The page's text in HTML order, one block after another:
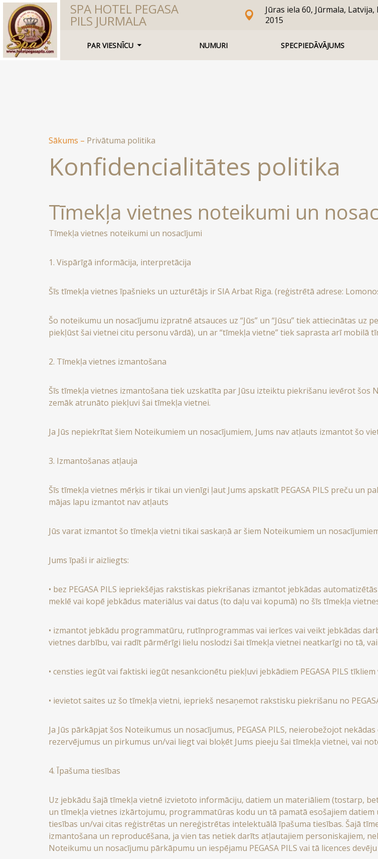
SPA HOTEL PEGASA
PILS JURMALA
Jūras iela 60, Jūrmala, Latvija,
2015
PAR VIESNĪCU NUMURI SPECPIEDĀVĀJUMS
Sākums – Privātuma politika
Konfidencialitātes politika
Tīmekļa vietnes noteikumi un
Tīmekļa vietnes noteikumi un nosacījumi
1. Vispārīgā informācija, interpretācija
Šīs tīmekļa vietnes īpašnieks un uzturētājs ir SIA Arbat Riga. (reģistrētā adrese:
Šo noteikumu un nosacījumu izpratnē atsauces uz “Jūs” un “Jūsu” tiek attiecinātas
piekļūst šai vietnei citu personu vārdā), un ar “tīmekļa vietne” tiek saprasta arī mobilā
2. Tīmekļa vietnes izmantošana
Šīs tīmekļa vietnes izmantošana tiek uzskatīta par Jūsu izteiktu piekrišanu ievērot
zemāk atrunāto piekļuvi šai tīmekļa vietnei.
Ja Jūs nepiekrītat šiem Noteikumiem un nosacījumiem, Jums nav atļauts izmantot šo
3. Izmantošanas atļauja
Šīs tīmekļa vietnes mērķis ir tikai un vienīgi ļaut Jums apskatīt PEGASA PILS preču un
mājas lapu izmantot nav atļauts
Jūs varat izmantot šo tīmekļa vietni tikai saskaņā ar šiem Noteikumiem un
Jums īpaši ir aizliegts:
• bez PEGASA PILS iepriekšējas rakstiskas piekrišanas izmantot jebkādas
meklē vai kopē jebkādus materiālus vai datus (to daļu vai kopumā) no šīs tīmekļa
• izmantot jebkādu programmatūru, rutīnprogrammas vai ierīces vai veikt jebkādas
vietnes darbību, vai radīt pārmērīgi lielu noslodzi šai tīmekļa vietnei neatkarīgi no tā,
• censties iegūt vai faktiski iegūt nesankcionētu piekļuvi jebkādiem PEGASA PILS
• ievietot saites uz šo tīmekļa vietni, iepriekš nesaņemot rakstisku piekrišanu no
Ja Jūs pārkāpjat šos Noteikumus un nosacījumus, PEGASA PILS, neierobežojot
rezervējumus un pirkumus un/vai liegt vai bloķēt Jums pieeju šai tīmekļa vietnei, vai
4. Īpašuma tiesības
Uz jebkādu šajā tīmekļa vietnē izvietoto informāciju, datiem un materiāliem (tostarp,
un tīmekļa vietnes izkārtojumu, programmatūras kodu un tā pamatā esošajiem
tiesības un/vai citas reģistrētas un nereģistrētas intelektuālā īpašuma tiesības. Šajā
izmantošana un reproducēšana, ja vien tas netiek darīts atļautajiem personiskajiem,
Noteikumu un nosacījumu pārkāpumu un iespējamu PEGASA PILS vai tā licences